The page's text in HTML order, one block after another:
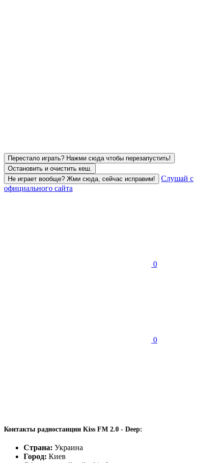
Перестало играть? Нажми сюда чтобы перезапустить!
Остановить и очистить кеш.
Не играет вообще? Жми сюда, сейчас исправим!
Слушай с
официального сайта
0
0
Контакты радиостанции Kiss FM 2.0 - Deep:
Страна: Украина
Город: Киев